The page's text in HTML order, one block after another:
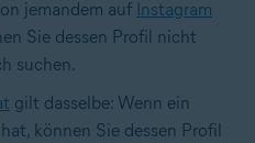
jemandem auf Instagram
Sie dessen Profil nicht
suchen.
gilt dasselbe: Wenn ein
können Sie dessen Profil